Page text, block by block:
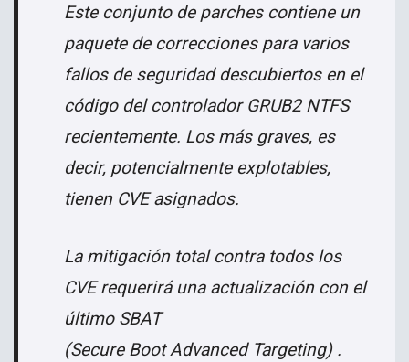
Este conjunto de parches contiene un
paquete de correcciones para varios
fallos de seguridad descubiertos en el
código del controlador GRUB2 NTFS
recientemente. Los más graves, es
decir, potencialmente explotables,
tienen CVE asignados.
La mitigación total contra todos los
CVE requerirá una actualización con el
último SBAT
(Secure Boot Advanced Targeting) .